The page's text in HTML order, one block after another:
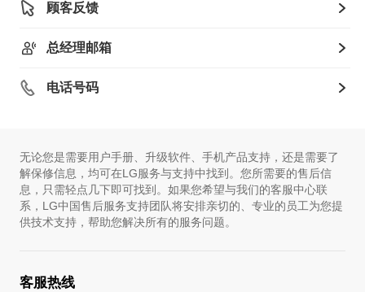
顾客反馈
总经理邮箱
电话号码
无论您是需要用户手册、升级软件、手机产品支持，还是需要了
解保修信息，均可在LG服务与支持中找到。您所需要的售后信
息，只需轻点几下即可找到。如果您希望与我们的客服中心联
系，LG中国售后服务支持团队将安排亲切的、专业的员工为您提
供技术支持，帮助您解决所有的服务问题。
客服热线